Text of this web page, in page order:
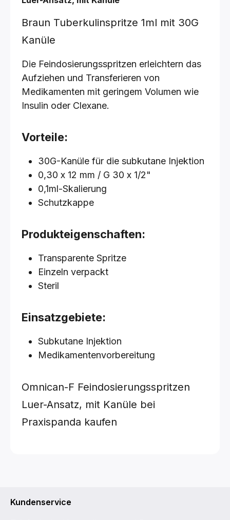
Braun Tuberkulinspritze 1ml mit 30G
Kanüle
Die Feindosierungsspritzen erleichtern das
Aufziehen und Transferieren von
Medikamenten mit geringem Volumen wie
Insulin oder Clexane.
Vorteile:
30G-Kanüle für die subkutane Injektion
0,30 x 12 mm / G 30 x 1/2"
0,1ml-Skalierung
Schutzkappe
Produkteigenschaften:
Transparente Spritze
Einzeln verpackt
Steril
Einsatzgebiete:
Subkutane Injektion
Medikamentenvorbereitung
Omnican-F Feindosierungsspritzen
Luer-Ansatz, mit Kanüle bei
Praxispanda kaufen
Kundenservice